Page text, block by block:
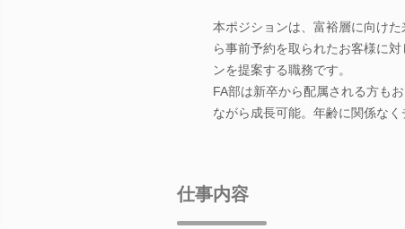
本ポジションは、富裕層に向け
ら事前予約を取られたお客様に
ンを提案する職務です。
FA部は新卒から配属される方も
ながら成長可能。年齢に関係な
仕事内容